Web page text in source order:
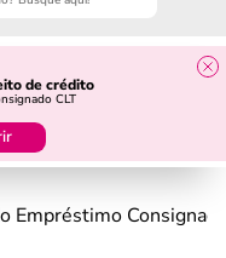
de crédito
CLT
Empréstimo